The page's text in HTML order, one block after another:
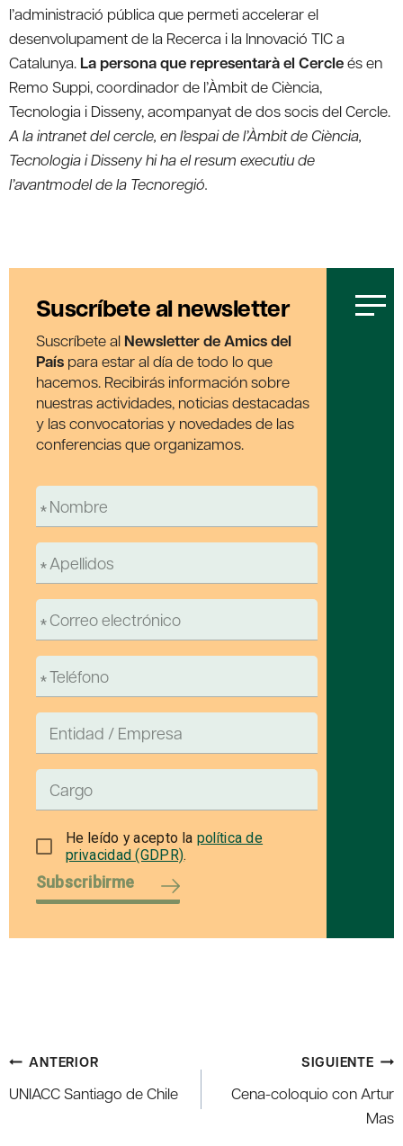
l’administració pública que permeti accelerar el
desenvolupament de la Recerca i la Innovació TIC a
Catalunya. La persona que representarà el Cercleés en
Remo Suppi, coordinador de l’Àmbit de Ciència,
Tecnologia i Disseny, acompanyat de dos socis del Cercle.
A la intranet del cercle, en l’espai de l’Àmbit de Ciència,
Tecnologia i Disseny hi ha el resum executiu de
l’avantmodel de la Tecnoregió.
Suscríbete al newsletter
Suscríbete al Newsletter de Amics del
País para estar al día de todo lo que
hacemos. Recibirás información sobre
nuestras actividades, noticias destacadas
y las convocatorias y novedades de las
conferencias que organizamos.
He leído y acepto la política de
privacidad (GDPR).
Subscribirme
Navegación
de
ANTERIOR
UNIACC Santiago de Chile
SIGUIENTE
Cena-coloquio con Artur
Mas